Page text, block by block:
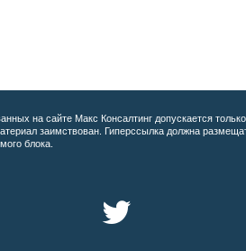
на сайте Макс Консалтинг допускается
заимствован. Гиперссылка должна
блока.